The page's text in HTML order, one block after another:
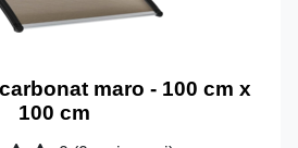
maro - 100 cm x
100 cm